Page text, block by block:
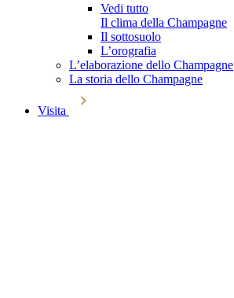
Vedi tutto
Il clima della Champagne
Il sottosuolo
L’orografia
L’elaborazione dello Champagne
La storia dello Champagne
Visita